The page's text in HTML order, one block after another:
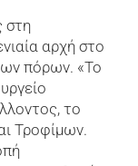
στη
αρχή στο
πόρων. «Το
το
Τροφίμων.